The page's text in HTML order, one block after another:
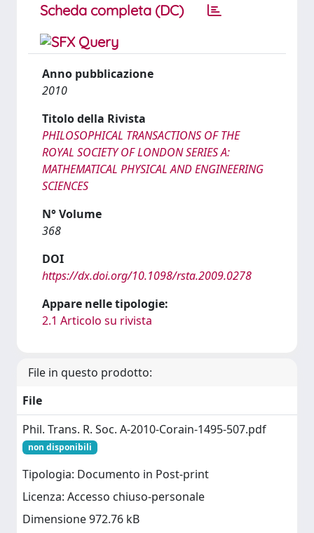
Scheda completa (DC)
Anno pubblicazione
2010
Titolo della Rivista
PHILOSOPHICAL TRANSACTIONS OF THE
ROYAL SOCIETY OF LONDON SERIES A:
MATHEMATICAL PHYSICAL AND ENGINEERING
SCIENCES
N° Volume
368
DOI
https://dx.doi.org/10.1098/rsta.2009.0278
Appare nelle tipologie:
2.1 Articolo su rivista
File in questo prodotto:
File
Phil. Trans. R. Soc. A-2010-Corain-1495-507.pdf
non disponibili
Tipologia: Documento in Post-print
Licenza: Accesso chiuso-personale
Dimensione 972.76 kB